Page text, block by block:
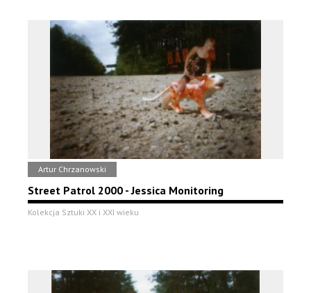
Artur Chrzanowski
Street Patrol 2000 - Jessica Monitoring
Kolekcja Sztuki XX i XXI wieku